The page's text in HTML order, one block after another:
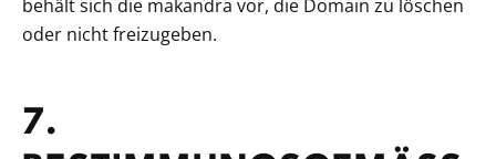
behält sich die makandra vor, die Domain zu löschen
oder nicht freizugeben.
7.